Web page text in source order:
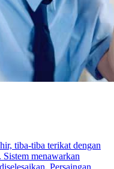
tiba-tiba terikat dengan
menawarkan